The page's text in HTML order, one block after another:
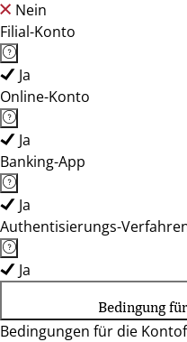
Nein
Filial-Konto
Ja
Online-Konto
Ja
Banking-App
Ja
Authentisierungs-
Ja
Bedingung
Bedingungen für die